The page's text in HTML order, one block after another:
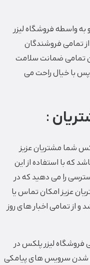
واسطه فروشگاه لیزر
تمامی فروشندگان
تمامی ضمانت سلامت
پس با خیال راحت می
:
شما مشتریان عزیز
که با استفاده از این
را می دهید که در
عزیز امکان تماس یا
و از تمامی اخبار های روز
لیزر پلکس در
شدن سرویس های پیامکی